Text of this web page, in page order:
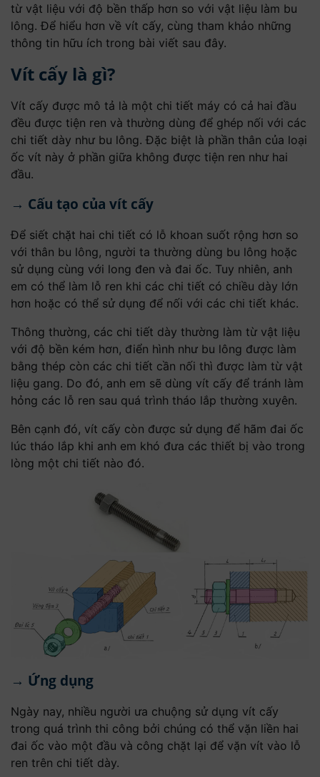
từ vật liệu với độ bền thấp hơn so với vật liệu làm bu
lông. Để hiểu hơn về vít cấy, cùng tham khảo những
thông tin hữu ích trong bài viết sau đây.
Vít cấy là gì?
Vít cấy được mô tả là một chi tiết máy có cả hai đầu
đều được tiện ren và thường dùng để ghép nối với các
chi tiết dày như bu lông. Đặc biệt là phần thân của loại
ốc vít này ở phần giữa không được tiện ren như hai
đầu.
→ Cấu tạo của vít cấy
Để siết chặt hai chi tiết có lỗ khoan suốt rộng hơn so
với thân bu lông, người ta thường dùng bu lông hoặc
sử dụng cùng với long đen và đai ốc. Tuy nhiên, anh
em có thể làm lỗ ren khi các chi tiết có chiều dày lớn
hơn hoặc có thể sử dụng để nối với các chi tiết khác.
Thông thường, các chi tiết dày thường làm từ vật liệu
với độ bền kém hơn, điển hình như bu lông được làm
bằng thép còn các chi tiết cần nối thì được làm từ vật
liệu gang. Do đó, anh em sẽ dùng vít cấy để tránh làm
hỏng các lỗ ren sau quá trình tháo lắp thường xuyên.
Bên cạnh đó, vít cấy còn được sử dụng để hãm đai ốc
lúc tháo lắp khi anh em khó đưa các thiết bị vào trong
lòng một chi tiết nào đó.
→ Ứng dụng
Ngày nay, nhiều người ưa chuộng sử dụng vít cấy
trong quá trình thi công bởi chúng có thể vặn liền hai
đai ốc vào một đầu và công chặt lại để vặn vít vào lỗ
ren trên chi tiết dày.